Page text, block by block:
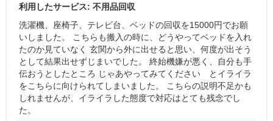
利用したサービス: 不用品回収
洗濯機、座椅子、テレビ台、ベッドの回収を15000円でお願
いしました。 こちらも搬入の時に、どうやってベッドを入れ
たのか見ていなく 玄関から外に出せると思い、何度が出そう
として結果出せずじまいでした。 終始機嫌が悪く、自分も手
伝おうとしたところ じゃあやってみてください とイライラ
をこちらに向けられてしまいました。 こちらの説明不足かも
しれませんが、イライラした態度で対応はとても残念でし
た。